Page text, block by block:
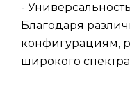
-
Благодаря
конфигурациям,
широкого